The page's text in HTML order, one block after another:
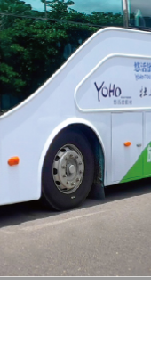
床，樓中樓設計寬敞、
地！